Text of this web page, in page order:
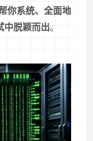
你系统、全面地
中脱颖而出。